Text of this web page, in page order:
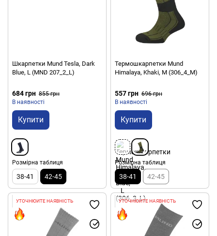
Шкарпетки Mund Tesla, Dark
Blue, L (MND 207_2_L)
684 грн 855 грн
В наявності
Купити
Розмірна таблиця
38-41 42-45
Термошкарпетки Mund
Himalaya, Khaki, M (306_4_M)
557 грн 696 грн
В наявності
Купити
Розмірна таблиця
38-41 42-45
УТОЧНЮЙТЕ НАЯВНІСТЬ УТОЧНЮЙТЕ НАЯВНІСТЬ